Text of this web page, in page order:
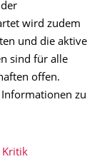
wird zudem
und die aktive
sind für alle
offen.
zu
Kritik